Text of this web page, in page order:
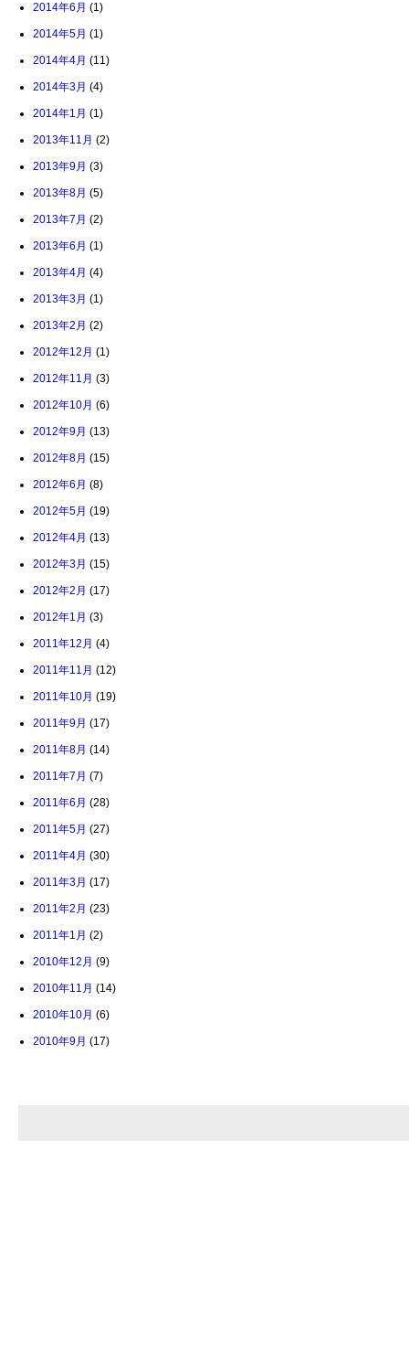
2014年6月 (1)
2014年5月 (1)
2014年4月 (11)
2014年3月 (4)
2014年1月 (1)
2013年11月 (2)
2013年9月 (3)
2013年8月 (5)
2013年7月 (2)
2013年6月 (1)
2013年4月 (4)
2013年3月 (1)
2013年2月 (2)
2012年12月 (1)
2012年11月 (3)
2012年10月 (6)
2012年9月 (13)
2012年8月 (15)
2012年6月 (8)
2012年5月 (19)
2012年4月 (13)
2012年3月 (15)
2012年2月 (17)
2012年1月 (3)
2011年12月 (4)
2011年11月 (12)
2011年10月 (19)
2011年9月 (17)
2011年8月 (14)
2011年7月 (7)
2011年6月 (28)
2011年5月 (27)
2011年4月 (30)
2011年3月 (17)
2011年2月 (23)
2011年1月 (2)
2010年12月 (9)
2010年11月 (14)
2010年10月 (6)
2010年9月 (17)